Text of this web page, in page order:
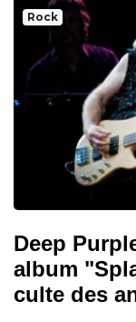
Rock
Deep
album
culte des